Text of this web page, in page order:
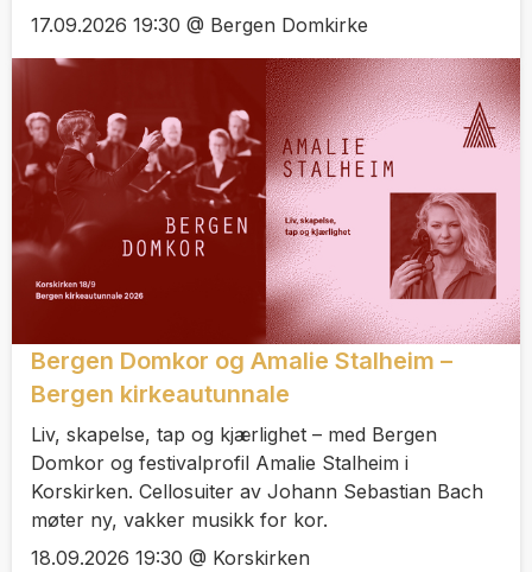
17.09.2026 19:30 @ Bergen Domkirke
Bergen Domkor og Amalie Stalheim –
Bergen kirkeautunnale
Liv, skapelse, tap og kjærlighet – med Bergen
Domkor og festivalprofil Amalie Stalheim i
Korskirken. Cellosuiter av Johann Sebastian Bach
møter ny, vakker musikk for kor.
18.09.2026 19:30 @ Korskirken